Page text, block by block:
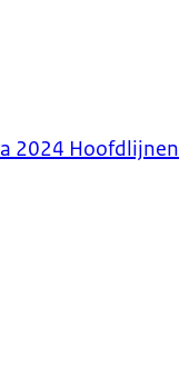
2024 Hoofdlijnen